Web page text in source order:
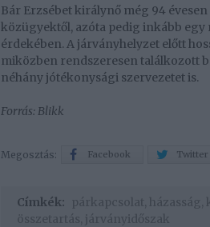
Bár Erzsébet királynő még 94
közügyektől, azóta pedig inkább
érdekében. A járványhelyzet előtt
miközben rendszeresen találkozott
néhány jótékonysági szervezetet is.
Forrás: Blikk
Megosztás: Facebook Twitter
Címkék: párkapcsolat házasság
összetartás járványidőszak